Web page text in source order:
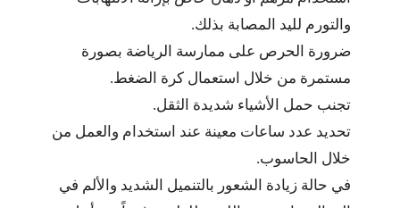
والتورم لليد المصابة بذلك.
ضرورة الحرص على ممارسة الرياضة بصورة
مستمرة من خلال استعمال كرة الضغط.
تجنب حمل الأشياء شديدة الثقل.
تحديد عدد ساعات معينة عند استخدام والعمل من
خلال الحاسوب.
في حالة زيادة الشعور بالتنميل الشديد والألم في